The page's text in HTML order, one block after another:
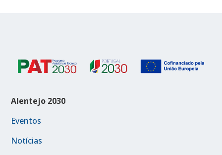
Alentejo 2030
Eventos
Notícias